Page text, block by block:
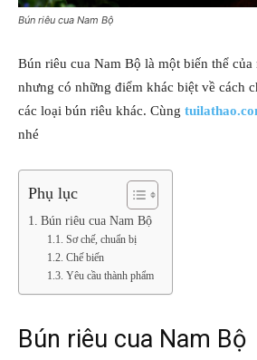
Bún riêu cua Nam Bộ
Bún riêu cua Nam Bộ là một biến thể của
nhưng có những điểm khác biệt về cách
các loại bún riêu khác. Cùng
nhé
Phụ lục
Bún riêu cua Nam Bộ
Sơ chế, chuẩn bị
Chế biến
Yêu cầu thành phẩm
Bún riêu cua Nam Bộ